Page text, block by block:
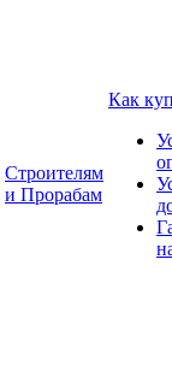
Строителям
и Прорабам
Как